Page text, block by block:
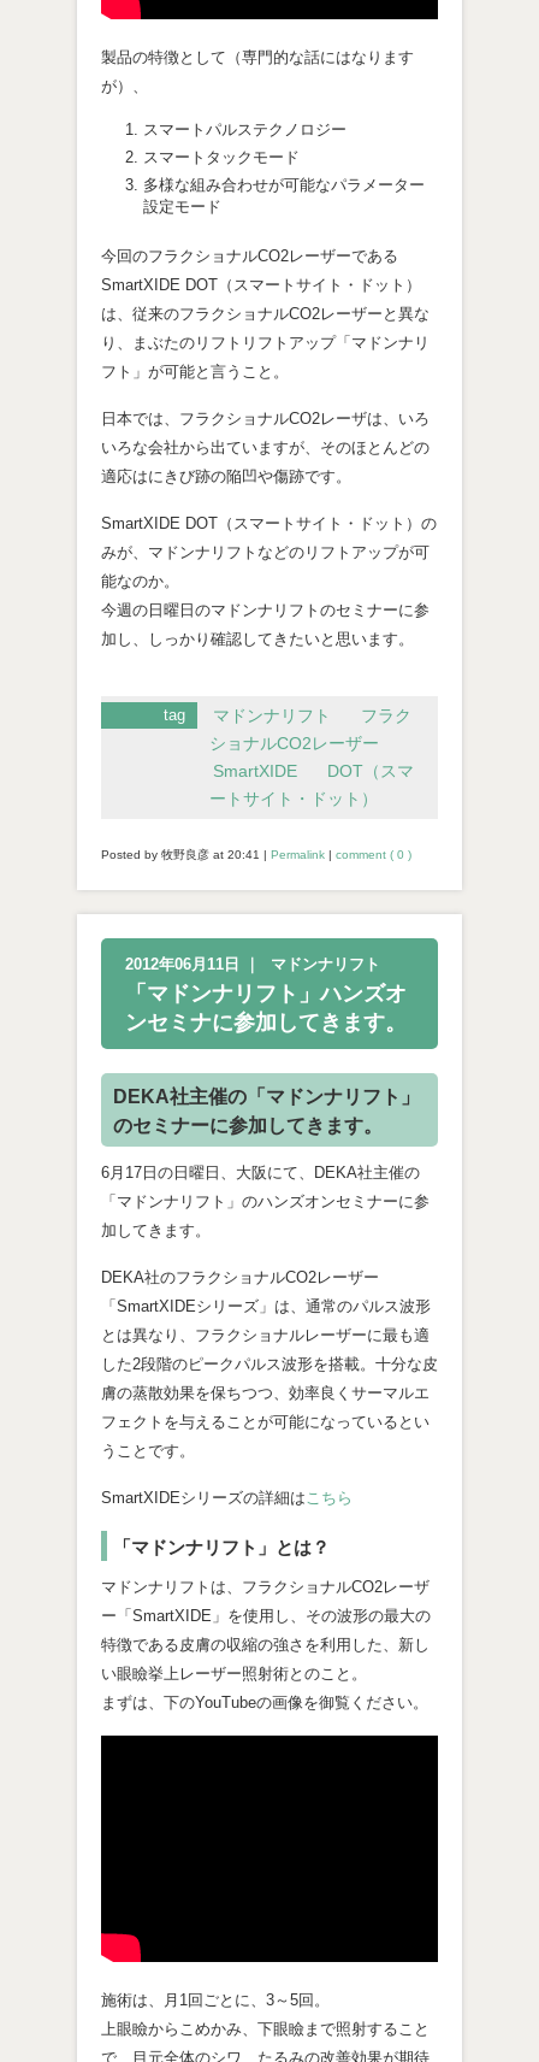
製品の特徴として（専門的な話にはなります
が）、
スマートパルステクノロジー
スマートタックモード
多様な組み合わせが可能なパラメーター
設定モード
今回のフラクショナルCO2レーザーである
SmartXIDE DOT（スマートサイト・ドット）
は、従来のフラクショナルCO2レーザーと異な
り、まぶたのリフトリフトアップ「マドンナリ
フト」が可能と言うこと。
日本では、フラクショナルCO2レーザは、いろ
いろな会社から出ていますが、そのほとんどの
適応はにきび跡の陥凹や傷跡です。
SmartXIDE DOT（スマートサイト・ドット）の
みが、マドンナリフトなどのリフトアップが可
能なのか。
今週の日曜日のマドンナリフトのセミナーに参
加し、しっかり確認してきたいと思います。
tag マドンナリフト
フラク
ショナルCO2レーザー
SmartXIDE
DOT（スマ
ートサイト・ドット）
Posted by 牧野良彦 at 20:41 | Permalink | comment ( 0 )
2012年06月11日 マドンナリフト
「マドンナリフト」ハンズオ
ンセミナに参加してきます。
DEKA社主催の「マドンナリフト」
のセミナーに参加してきます。
6月17日の日曜日、大阪にて、DEKA社主催の
「マドンナリフト」のハンズオンセミナーに参
加してきます。
DEKA社のフラクショナルCO2レーザー
「SmartXIDEシリーズ」は、通常のパルス波形
とは異なり、フラクショナルレーザーに最も適
した2段階のピークパルス波形を搭載。十分な皮
膚の蒸散効果を保ちつつ、効率良くサーマルエ
フェクトを与えることが可能になっているとい
うことです。
SmartXIDEシリーズの詳細はこちら
「マドンナリフト」とは？
マドンナリフトは、フラクショナルCO2レーザ
ー「SmartXIDE」を使用し、その波形の最大の
特徴である皮膚の収縮の強さを利用した、新し
い眼瞼挙上レーザー照射術とのこと。
まずは、下のYouTubeの画像を御覧ください。
施術は、月1回ごとに、3～5回。
上眼瞼からこめかみ、下眼瞼まで照射すること
で、目元全体のシワ、たるみの改善効果が期待